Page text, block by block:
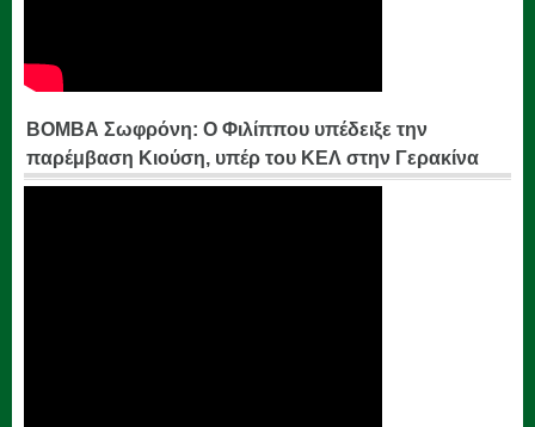
ΒΟΜΒΑ Σωφρόνη: Ο Φιλίππου υπέδειξε την
παρέμβαση Κιούση, υπέρ του ΚΕΛ στην Γερακίνα